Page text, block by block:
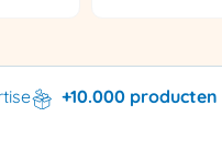
+10.000 producten